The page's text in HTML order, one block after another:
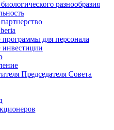
разнообразия
для персонала
Председателя Совета